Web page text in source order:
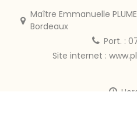
Maître Emmanuelle
Bordeaux
Port. :
Site internet :